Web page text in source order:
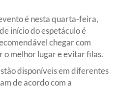
é nesta quarta-feira,
início do espetáculo é
chegar com
melhor lugar e evitar filas.
disponíveis em diferentes
de acordo com a